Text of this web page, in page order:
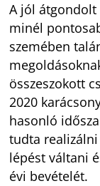
A jól átgondolt
minél
szemében
összeszokott
2020
hasonló
tudta
lépést váltani
évi bevételét.